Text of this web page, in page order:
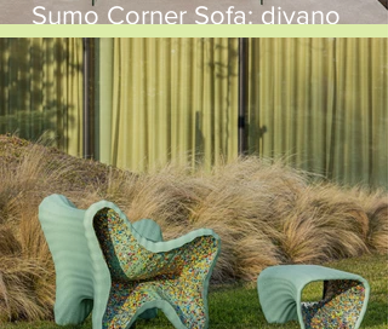
Sumo Corner Sofa: divano
modulare in velluto riciclato